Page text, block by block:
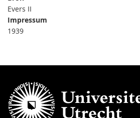
Evers II
Impressum
1939